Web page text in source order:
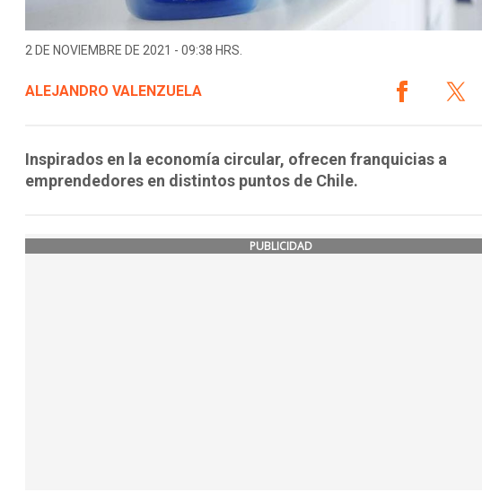
2 DE NOVIEMBRE DE 2021 - 09:38 HRS.
ALEJANDRO VALENZUELA
Inspirados en la economía circular, ofrecen franquicias a
emprendedores en distintos puntos de Chile.
PUBLICIDAD